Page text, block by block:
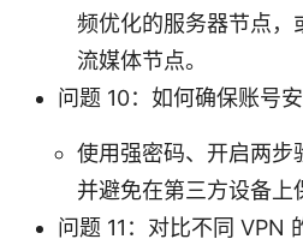
频优化的服务器节点，
流媒体节点。
问题 10：如何确保账号安
使用强密码、开启两步
并避免在第三方设备上
问题 11：对比不同 VPN